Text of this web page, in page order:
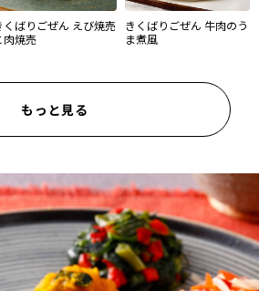
くばりごぜん えび焼売
肉焼売
きくばりごぜん 牛肉のう
ま煮風
もっと見る